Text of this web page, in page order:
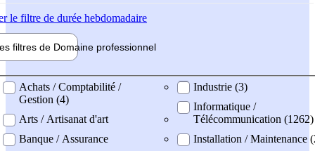
le filtre de durée hebdomadaire
filtres de Domaine professionnel
professionel
Achats / Comptabilité /
Gestion (4)
Arts / Artisanat d'art
Banque / Assurance
Industrie (3)
Informatique /
Télécommunication (1262)
Installation / Maintenance